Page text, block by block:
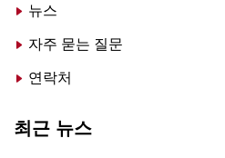
뉴스
자주 묻는 질문
연락처
최근 뉴스